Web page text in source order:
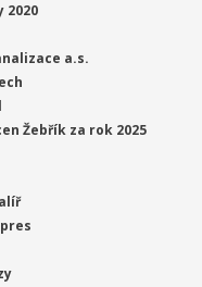
2020
a.s.
Žebřík za rok 2025